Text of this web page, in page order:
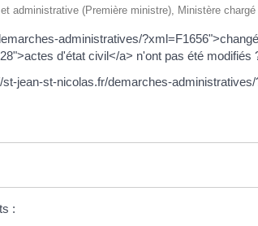
administrative (Première ministre), Ministère
administratives/
d'état civil</a> n'ont pas été modifiés
jean-st-nicolas.fr/demarches-
: